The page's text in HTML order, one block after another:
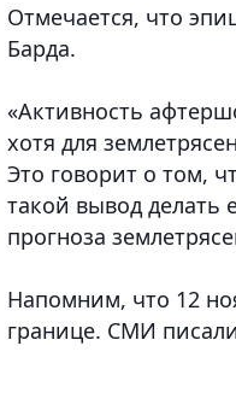
Отмечается, что
Барда.
«Активность
хотя для
Это говорит о том,
такой вывод делать
прогноза
Напомним, что 12
границе. СМИ